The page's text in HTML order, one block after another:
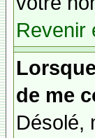
Revenir
de me
Désolé,